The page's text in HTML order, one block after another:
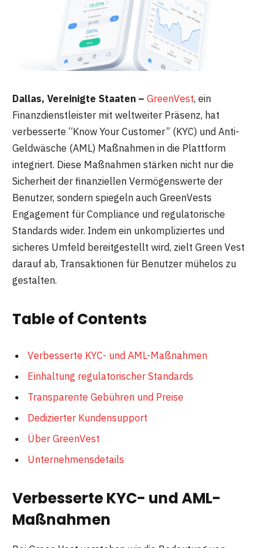
Dallas, Vereinigte Staaten – GreenVest, ein
Finanzdienstleister mit weltweiter Präsenz, hat
verbesserte “Know Your Customer” (KYC) und Anti-
Geldwäsche (AML) Maßnahmen in die Plattform
integriert. Diese Maßnahmen stärken nicht nur die
Sicherheit der finanziellen Vermögenswerte der
Benutzer, sondern spiegeln auch GreenVests
Engagement für Compliance und regulatorische
Standards wider. Indem ein unkompliziertes und
sicheres Umfeld bereitgestellt wird, zielt Green Vest
darauf ab, Transaktionen für Benutzer mühelos zu
gestalten.
Table of Contents
Verbesserte KYC- und AML-Maßnahmen
Einhaltung regulatorischer Standards
Transparente Gebühren und Preise
Dedizierter Kundensupport
Über GreenVest
Unternehmensdetails
Verbesserte KYC- und AML-
Maßnahmen